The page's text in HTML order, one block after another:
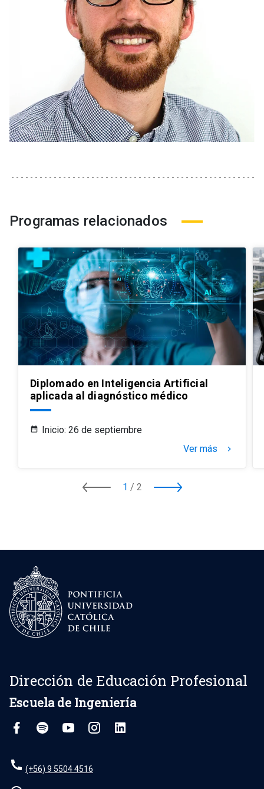
Programas relacionados
Diplomado en Inteligencia Artificial
aplicada al diagnóstico médico
Inicio: 26 de septiembre
Ver más
keyboard_arrow_right
1 / 2
Dirección de Educación Profesional
Escuela de Ingeniería
(+56) 9 5504 4516